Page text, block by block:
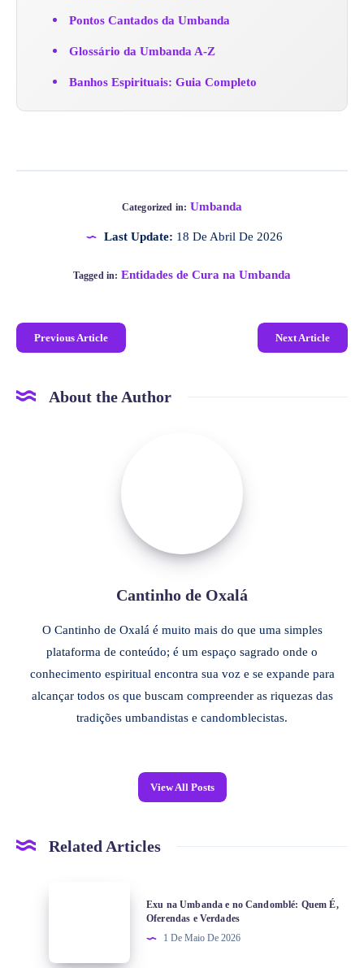
Pontos Cantados da Umbanda
Glossário da Umbanda A-Z
Banhos Espirituais: Guia Completo
Categorized in: Umbanda
Last Update: 18 De Abril De 2026
Tagged in: Entidades de Cura na Umbanda
Previous Article Next Article
About the Author
Cantinho de Oxalá
O Cantinho de Oxalá é muito mais do que uma simples
plataforma de conteúdo; é um espaço sagrado onde o
conhecimento espiritual encontra sua voz e se expande para
alcançar todos os que buscam compreender as riquezas das
tradições umbandistas e candomblecistas.
View All Posts
Related Articles
Exu na Umbanda e no Candomblé: Quem É,
Oferendas e Verdades
1 De Maio De 2026